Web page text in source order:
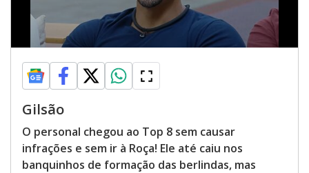
Gilsão
O personal chegou ao Top 8 sem causar
infrações e sem ir à Roça! Ele até caiu nos
banquinhos de formação das berlindas, mas